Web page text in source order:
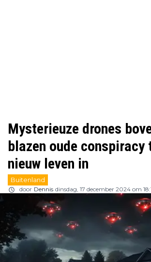
Mysterieuze drones
blazen oude conspiracy
nieuw leven in
Buitenland
door Dennis dinsdag, 17 december 2024 om